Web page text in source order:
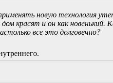
новую технология
красят и он как
все это долговечно?